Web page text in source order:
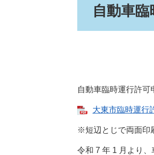
自動車
自動車臨時運行許可
大東市臨時運行
※短辺とじで両面印
令和 7 年 1 月より